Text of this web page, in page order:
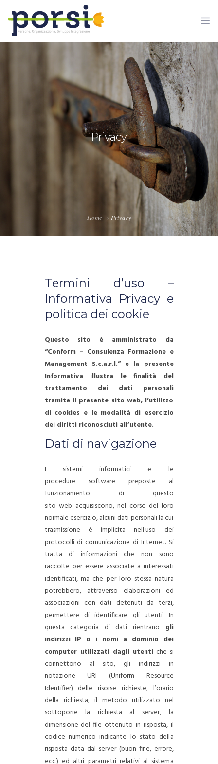
Privacy
Home Privacy
Termini d’uso –
Informativa Privacy e
politica dei cookie
Questo sito è amministrato da
“Conform – Consulenza Formazione e
Management S.c.a.r.l.” e la presente
Informativa illustra le finalità del
trattamento dei dati personali
tramite il presente sito web, l’utilizzo
di cookies e le modalità di esercizio
dei diritti riconosciuti all’utente.
Dati di navigazione
I sistemi informatici e le
procedure software preposte al
funzionamento di questo
sito web acquisiscono, nel corso del loro
normale esercizio, alcuni dati personali la cui
trasmissione è implicita nell’uso dei
protocolli di comunicazione di Internet.Si
tratta di informazioni che non sono
raccolte per essere associate a interessati
identificati, ma che per loro stessa natura
potrebbero, attraverso elaborazioni ed
associazioni con dati detenuti da terzi,
permettere di identificare gli utenti. In
questa categoria di dati rientrano gli
indirizzi IP o i nomi a dominio dei
computer utilizzati dagli utenti che si
connettono al sito, gli indirizzi in
notazione URI (Uniform Resource
Identifier) delle risorse richieste, l’orario
della richiesta, il metodo utilizzato nel
sottoporre la richiesta al server, la
dimensione del file ottenuto in risposta, il
codice numerico indicante lo stato della
risposta data dal server (buon fine, errore,
ecc.) ed altri parametri relativi al sistema